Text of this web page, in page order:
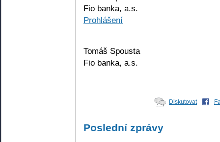
Fio banka, a.s.
Prohlášení
Tomáš Spousta
Fio banka, a.s.
Diskutovat
Poslední zprávy